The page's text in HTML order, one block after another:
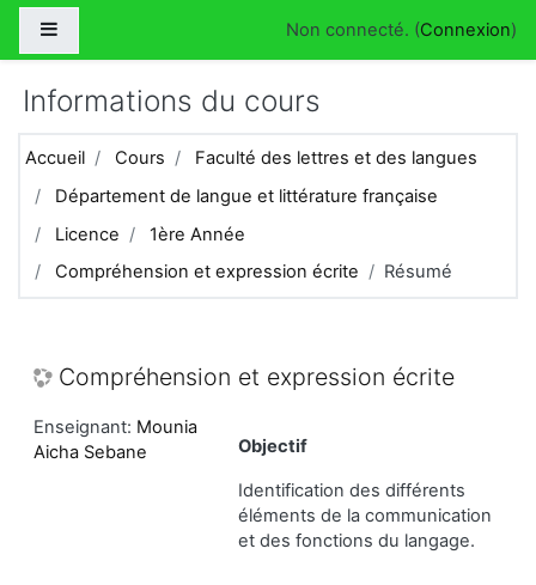
Passer au contenu principal
Non connecté. (Connexion)
Informations du cours
Accueil Cours
Faculté des lettres et des langues
Département de langue et littérature française
Licence
1ère Année
Compréhension et expression écrite
Résumé
Compréhension et expression écrite
Objectif
Identification des différents
éléments de la communication
et des fonctions du langage.
Enseignant: Mounia
Aicha Sebane